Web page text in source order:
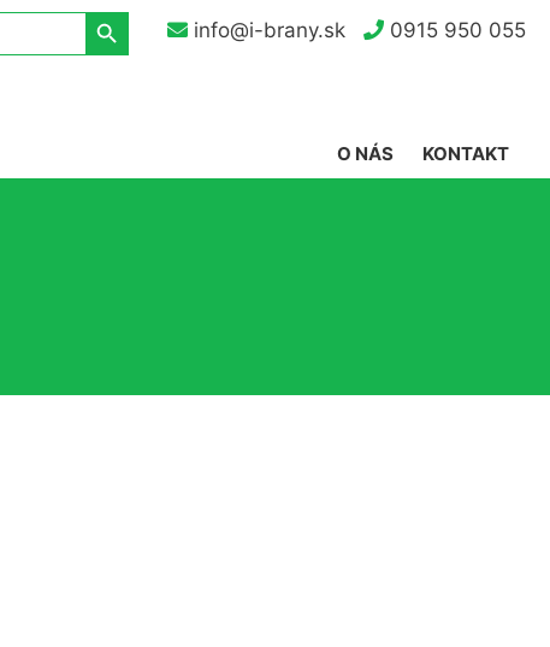
info@i-brany.sk 0915 950 055
Search Button
KONTAKT
O NÁS